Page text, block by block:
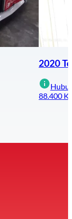
2020
88.400